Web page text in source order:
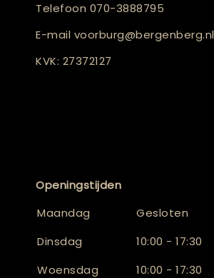
Telefoon 070-3888795
E-mail voorburg@bergenberg.nl
KVK: 27372127
Openingstijden
Maandag
Gesloten
Dinsdag
10:00 - 17:30
Woensdag
10:00 - 17:30